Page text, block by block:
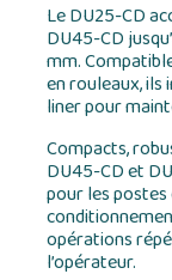
Le DU25-CD
DU45-CD
mm.
en rouleaux,
liner pour
Compacts,
DU45-CD et
pour les postes
opérations
l’opérateur.